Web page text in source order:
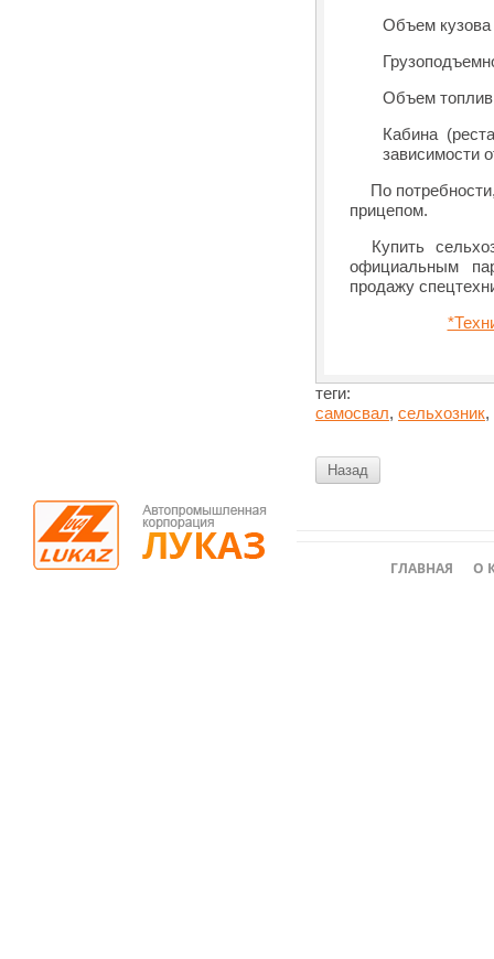
Объем
Объем
Кабина
зависимости
По
прицепом.
Купить
официальным
продажу
теги:
самосвал, сельхозник,
Назад
ГЛАВНАЯ О